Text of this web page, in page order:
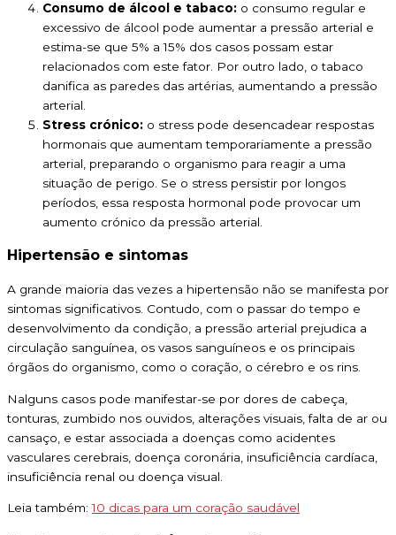
Consumo de álcool e tabaco: o consumo regular e
excessivo de álcool pode aumentar a pressão arterial e
estima-se que 5% a 15% dos casos possam estar
relacionados com este fator. Por outro lado, o tabaco
danifica as paredes das artérias, aumentando a pressão
arterial.
Stress crónico: o stress pode desencadear respostas
hormonais que aumentam temporariamente a pressão
arterial, preparando o organismo para reagir a uma
situação de perigo. Se o stress persistir por longos
períodos, essa resposta hormonal pode provocar um
aumento crónico da pressão arterial.
Hipertensão e sintomas
A grande maioria das vezes a hipertensão não se manifesta por
sintomas significativos. Contudo, com o passar do tempo e
desenvolvimento da condição, a pressão arterial prejudica a
circulação sanguínea, os vasos sanguíneos e os principais
órgãos do organismo, como o coração, o cérebro e os rins.
Nalguns casos pode manifestar-se por dores de cabeça,
tonturas, zumbido nos ouvidos, alterações visuais, falta de ar ou
cansaço, e estar associada a doenças como acidentes
vasculares cerebrais, doença coronária, insuficiência cardíaca,
insuficiência renal ou doença visual.
Leia também:10 dicas para um coração saudável